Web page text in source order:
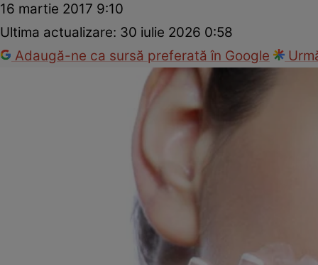
16 martie 2017 9:10
Ultima actualizare: 30 iulie 2026 0:58
Adaugă-ne ca sursă preferată în Google